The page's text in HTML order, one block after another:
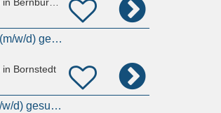
in Bernburg (Saale)
Zahnmedizinische/r Fachangestellte/r (m/w/d) gesucht
in Bornstedt
Zahnmedizinische Fachangestellte (m/w/d) gesucht!